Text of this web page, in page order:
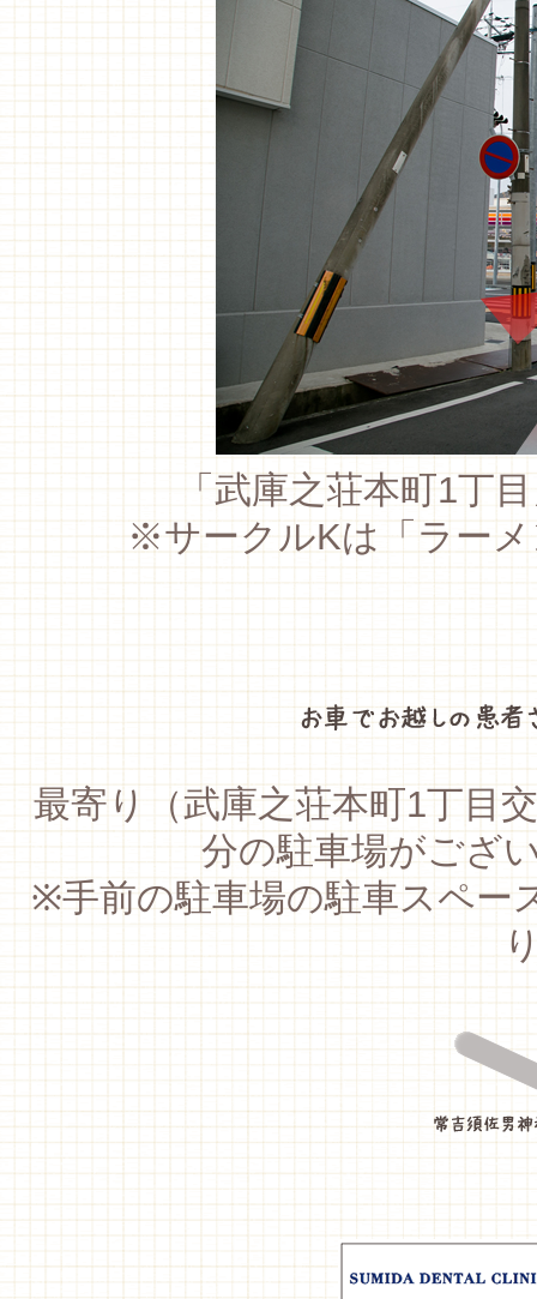
「武庫之荘本町1丁
※サークルKは「ラー
最寄り（武庫之荘本町1丁目
分の駐車場がござ
※手前の駐車場の駐車スペー